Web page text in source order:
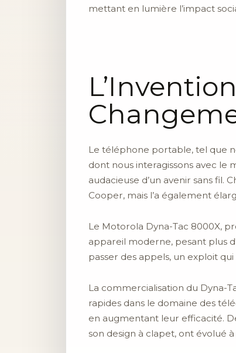
mettant en lumière l’impact
Le téléphone portable, tel que
dont nous interagissons avec le
audacieuse d’un avenir sans
Cooper, mais l’a également
Le Motorola Dyna-Tac 8000X,
appareil moderne, pesant plus
passer des appels, un exploit
La commercialisation du Dyna-
rapides dans le domaine des
en augmentant leur efficacité.
son design à clapet, ont évolué